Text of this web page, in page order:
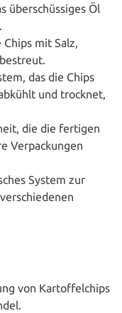
über­schüs­si­ges Öl
Chips mit Salz,
das die Chips
und trocknet,
die die fertigen
Ver­pa­ckun­gen
System zur
von Kar­tof­fel­chips